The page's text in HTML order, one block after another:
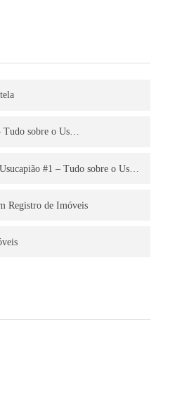
Tudo sobre o Us…
Usucapião #1 – Tudo sobre o Us…
Registro de Imóveis